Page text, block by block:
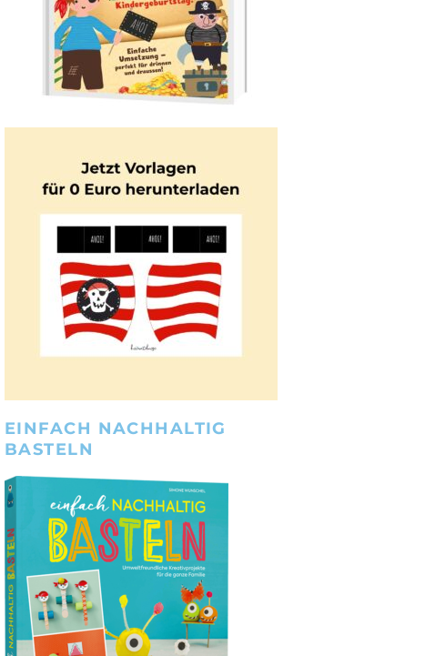
EINFACH NACHHALTIG
BASTELN